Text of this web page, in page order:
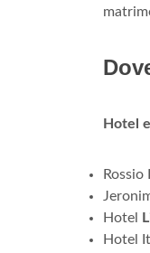
Hotel
Hotel
Hotel